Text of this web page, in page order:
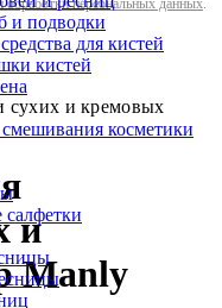
и подводки
для кистей
кистей
косметики
обработки персональных данных.
сухих и кремовых
и
Manly